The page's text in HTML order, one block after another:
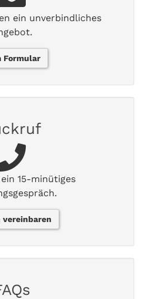
ein unverbindliches
Formular
15-minütiges
vereinbaren